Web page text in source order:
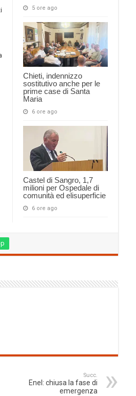
5 ore ago
Chieti, indennizzo
sostitutivo anche per le
prime case di Santa
Maria
6 ore ago
Castel di Sangro, 1,7
milioni per Ospedale di
comunità ed elisuperficie
6 ore ago
Succ.
Enel: chiusa la fase di
emergenza